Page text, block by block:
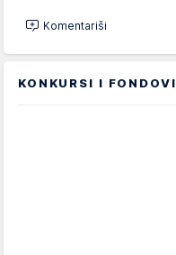
Komentariši
KONKURSI I FONDOVI